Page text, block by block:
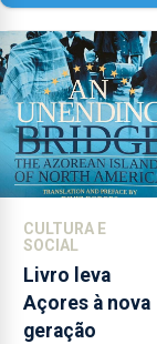
contar com
novos
instrumentos
CULTURA E
SOCIAL
Livro leva
Açores à nova
geração